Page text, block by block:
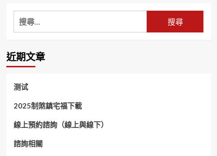
註
籤
搜
尋
鍵
字:
近期文章
测试
2025制煞鎮宅福下載
線上預約諮詢（線上與線下）
諮詢相關